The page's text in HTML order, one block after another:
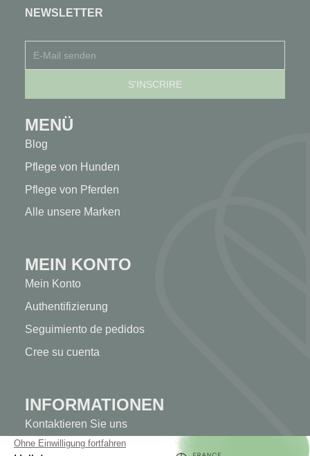
NEWSLETTER
MENÜ
Blog
Pflege von Hunden
Pflege von Pferden
Alle unsere Marken
MEIN KONTO
Mein Konto
Authentifizierung
Seguimiento de pedidos
Cree su cuenta
INFORMATIONEN
Kontaktieren Sie uns
Sitemap